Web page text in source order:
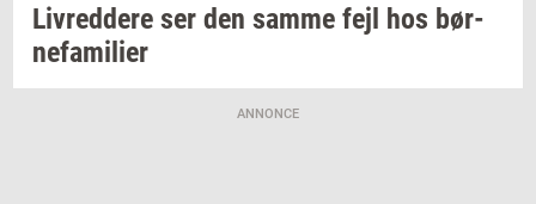
Liv­red­dere ser den samme fejl hos bør­
ne­fa­mi­li­er
ANNONCE